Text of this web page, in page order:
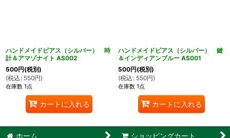
ハンドメイドピアス（シルバー） 時
計＆アマゾナイト AS002
500円(税別)
(税込 : 550円)
在庫数 1点
カートに入れる
ハンドメイドピアス（シルバー） 鍵
＆インディアンブルー AS001
500円(税別)
(税込 : 550円)
在庫数 1点
カートに入れる
ホーム ショッピングカート